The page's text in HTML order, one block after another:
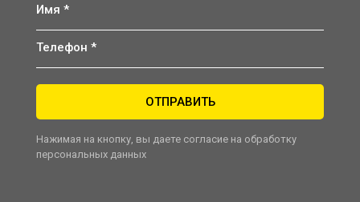
Имя *
Телефон *
ОТПРАВИТЬ
Нажимая на кнопку, вы даете согласие на обработку
персональных данных